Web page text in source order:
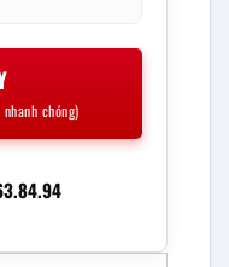
chóng)